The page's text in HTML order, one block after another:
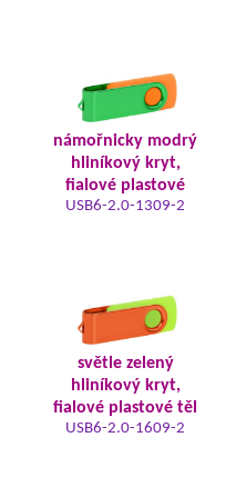
námořnicky modrý
hliníkový kryt,
fialové plastové
USB6-2.0-1309-2
světle zelený
hliníkový kryt,
fialové plastové těl
USB6-2.0-1609-2